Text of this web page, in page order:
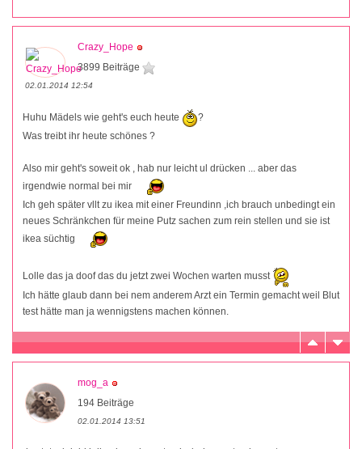
Crazy_Hope
3899 Beiträge
02.01.2014 12:54
Huhu Mädels wie geht's euch heute
?
Was treibt ihr heute schönes ?
Also mir geht's soweit ok , hab nur leicht ul drücken ... aber das
irgendwie normal bei mir
Ich geh später vllt zu ikea mit einer Freundinn ,ich brauch unbedingt ein
neues Schränkchen für meine Putz sachen zum rein stellen und sie ist
ikea süchtig
Lolle das ja doof das du jetzt zwei Wochen warten musst
Ich hätte glaub dann bei nem anderem Arzt ein Termin gemacht weil Blut
test hätte man ja wennigstens machen können.
mog_a
194 Beiträge
02.01.2014 13:51